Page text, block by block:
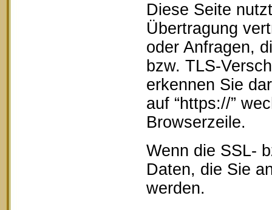
Diese Seite
Übertragung
oder Anfragen,
bzw. TLS-
erkennen Sie
auf “https://”
Browserzeile.
Wenn die SSL-
Daten, die Sie
werden.